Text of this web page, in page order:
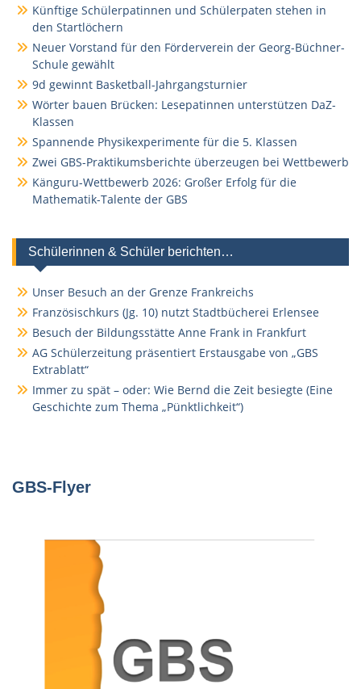
Künftige Schülerpatinnen und Schülerpaten stehen in
den Startlöchern
Neuer Vorstand für den Förderverein der Georg-Büchner-
Schule gewählt
9d gewinnt Basketball-Jahrgangsturnier
Wörter bauen Brücken: Lesepatinnen unterstützen DaZ-
Klassen
Spannende Physikexperimente für die 5. Klassen
Zwei GBS-Praktikumsberichte überzeugen bei Wettbewerb
Känguru-Wettbewerb 2026: Großer Erfolg für die
Mathematik-Talente der GBS
Schülerinnen & Schüler berichten…
Unser Besuch an der Grenze Frankreichs
Französischkurs (Jg. 10) nutzt Stadtbücherei Erlensee
Besuch der Bildungsstätte Anne Frank in Frankfurt
AG Schülerzeitung präsentiert Erstausgabe von „GBS
Extrablatt“
Immer zu spät – oder: Wie Bernd die Zeit besiegte (Eine
Geschichte zum Thema „Pünktlichkeit“)
GBS-Flyer